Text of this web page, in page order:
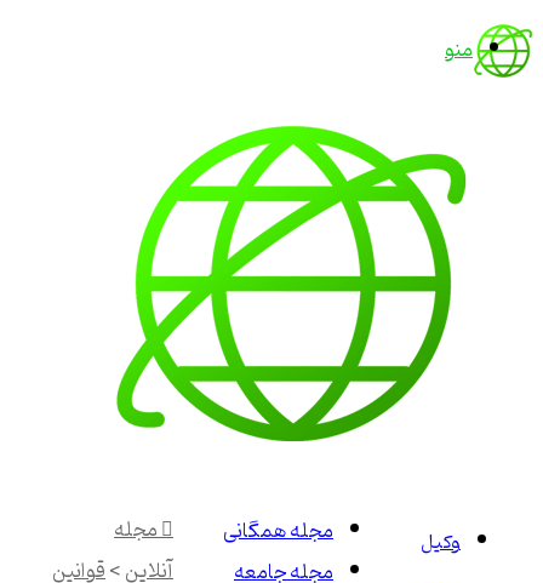
منو
وکیل
مجله همگانی
مجله جامعه
مجله
آنلاین>قوانین